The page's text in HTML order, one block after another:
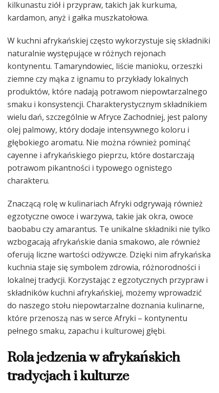
kilkunastu ziół i przypraw, takich jak kurkuma,
kardamon, anyż i gałka muszkatołowa.
W kuchni afrykańskiej często wykorzystuje się składniki
naturalnie występujące w różnych rejonach
kontynentu. Tamaryndowiec, liście manioku, orzeszki
ziemne czy mąka z ignamu to przykłady lokalnych
produktów, które nadają potrawom niepowtarzalnego
smaku i konsystencji. Charakterystycznym składnikiem
wielu dań, szczególnie w Afryce Zachodniej, jest palony
olej palmowy, który dodaje intensywnego koloru i
głębokiego aromatu. Nie można również pominąć
cayenne i afrykańskiego pieprzu, które dostarczają
potrawom pikantności i typowego ognistego
charakteru.
Znaczącą rolę w kulinariach Afryki odgrywają również
egzotyczne owoce i warzywa, takie jak okra, owoce
baobabu czy amarantus. Te unikalne składniki nie tylko
wzbogacają afrykańskie dania smakowo, ale również
oferują liczne wartości odżywcze. Dzięki nim afrykańska
kuchnia staje się symbolem zdrowia, różnorodności i
lokalnej tradycji. Korzystając z egzotycznych przypraw i
składników kuchni afrykańskiej, możemy wprowadzić
do naszego stołu niepowtarzalne doznania kulinarne,
które przenoszą nas w serce Afryki – kontynentu
pełnego smaku, zapachu i kulturowej głębi.
Rola jedzenia w afrykańskich
tradycjach i kulturze